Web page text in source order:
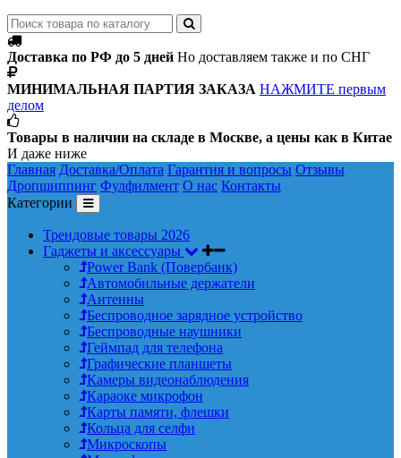
Доставка по РФ до 5 дней Но доставляем также и по СНГ
МИНИМАЛЬНАЯ ПАРТИЯ ЗАКАЗА НАЖМИТЕ первым
делом
Товары в наличии на складе в Москве, а цены как в Китае
И даже ниже
Главная Доставка/Оплата Гарантия и вопросы Отзывы
Дропшиппинг Фулфилмент О нас Контакты
Категории
Трендовые товары 2026
Гаджеты и аксессуары
Power Bank (Повербанк)
Автомобильные держатели
Антенны
Беспроводное зарядное устройство
Беспроводные наушники
Геймпад для телефона
Графические планшеты
Камеры видеонаблюдения
Караоке микрофон
Карты памяти, флешки
Кольца для селфи
Микроскопы